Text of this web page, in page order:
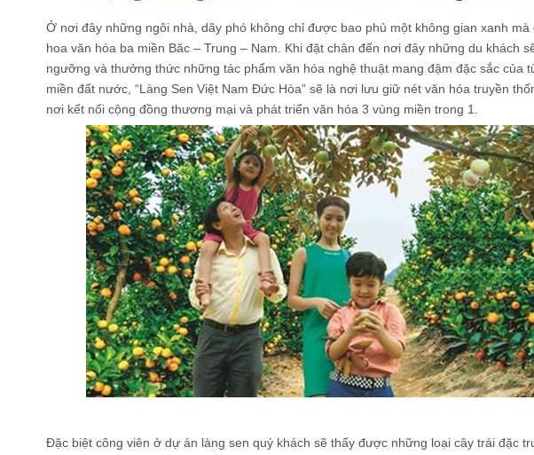
Ở nơi đây những ngôi nhà, dãy phó không chỉ được bao phủ một không gian xanh mà
hoa văn hóa ba miền Băc – Trung – Nam. Khi đặt chân đến nơi đây những du khách
ngưỡng và thưởng thức những tác phẩm văn hóa nghệ thuật mang đậm đặc sắc của
miền đất nước, “Làng Sen Việt Nam Đức Hòa” sẽ là nơi lưu giữ nét văn hóa truyền
nơi kết nối cộng đồng thương mại và phát triển văn hóa 3 vùng miền trong 1.
Đặc biệt công viên ở dự án làng sen quý khách sẽ thấy được những loại cây trái đặc